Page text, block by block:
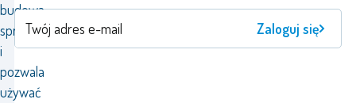
budowa
sprzyja
i
pozwala
używać
Zaloguj się